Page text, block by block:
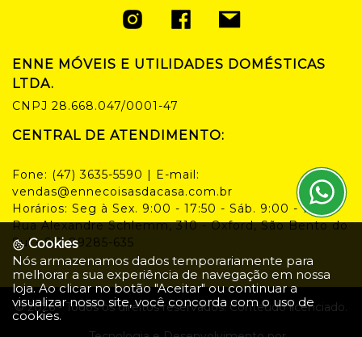
ENNE MÓVEIS E UTILIDADES DOMÉSTICAS
LTDA.
CNPJ 28.668.047/0001-47
CENTRAL DE ATENDIMENTO:
Fone: (47) 3635-5590 | E-mail:
vendas@ennecoisasdacasa.com.br
Horários: Seg à Sex. 9:00 - 17:50 - Sáb. 9:00 - 14:00
Rua Alexandre Schlemm, 310 - Oxford, São Bento do
Sul - SC, 89285-635
©2026- Todos os direitos reservados. Conteúdo licenciado.
Cookies
Nós armazenamos dados temporariamente para
melhorar a sua experiência de navegação em nossa
loja. Ao clicar no botão "Aceitar" ou continuar a
visualizar nosso site, você concorda com o uso de
cookies.